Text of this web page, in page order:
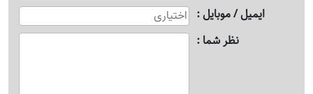
ایمیل / موبایل
نظر شما